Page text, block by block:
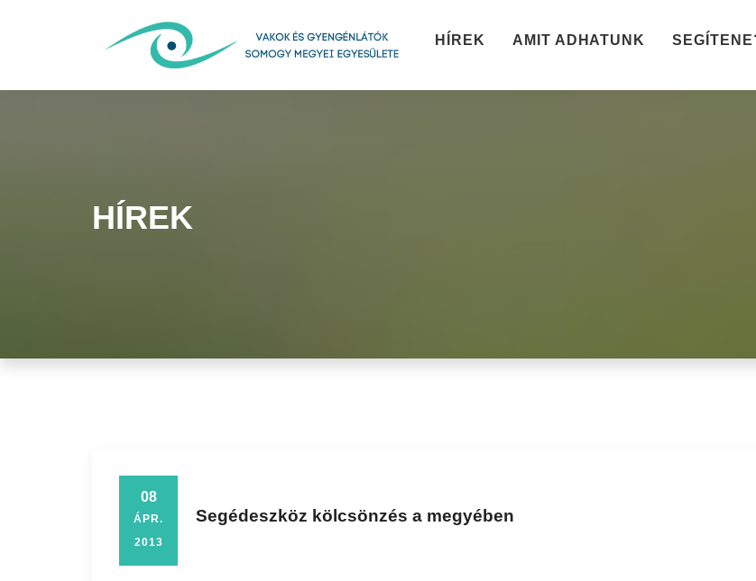
HÍREK AMIT ADHATUNK
HÍREK
08
ÁPR.
2013
Segédeszköz kölcsönzés a megyében